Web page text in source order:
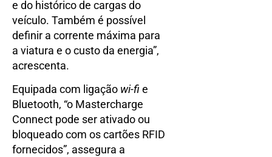
e do histórico de cargas do
veículo. Também é possível
definir a corrente máxima para
a viatura e o custo da energia”,
acrescenta.
Equipada com ligação wi-fi e
Bluetooth, “o Mastercharge
Connect pode ser ativado ou
bloqueado com os cartões RFID
fornecidos”, assegura a